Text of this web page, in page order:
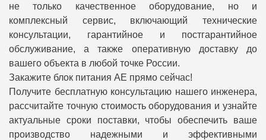
не только качественное оборудование, но и
комплексный сервис, включающий технические
консультации, гарантийное и постгарантийное
обслуживание, а также оперативную доставку до
вашего объекта в любой точке России.
Закажите блок питания AE прямо сейчас!
Получите бесплатную консультацию нашего инженера,
рассчитайте точную стоимость оборудования и узнайте
актуальные сроки поставки, чтобы обеспечить ваше
производство надежными и эффективными